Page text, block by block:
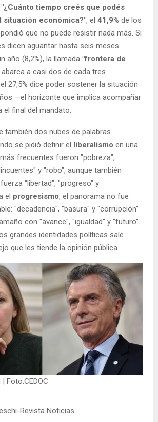
"¿Cuánto tiempo creés que podés
situación económica?", el 41,9% de los
que no puede resistir nada más. Si
dicen aguantar hasta seis meses
año (8,2%), la llamada "frontera de
abarca a casi dos de cada tres
27,5% dice poder sostener la situación
—el horizonte que implica acompañar
el final del mandato.
también dos nubes de palabras
se pidió definir el liberalismo en una
frecuentes fueron "pobreza",
y "robo", aunque también
"libertad", "progreso" y
el progresismo, el panorama no fue
"decadencia", "basura" y "corrupción"
con "avance", "igualdad" y "futuro".
grandes identidades políticas sale
que les tiende la opinión pública.
Foto:CEDOC
Revista Noticias